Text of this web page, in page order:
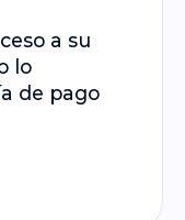
a su
lo
de pago